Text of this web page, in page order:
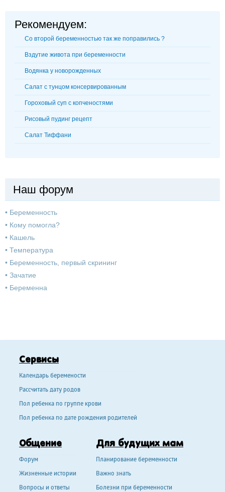
Рекомендуем:
Со второй беременностью так же поправились ?
Вздутие живота при беременности
Водянка у новорожденных
Салат с тунцом консервированным
Гороховый суп с копченостями
Рисовый пудинг рецепт
Салат Тиффани
Наш форум
• Беременность
• Кому помогла?
• Кашель
• Температура
• Беременность, первый скрининг
• Зачатие
• Беременна
Сервисы
Календарь беремености
Рассчитать дату родов
Пол ребенка по группе крови
Пол ребенка по дате рождения родителей
Общение
Форум
Жизненные истории
Вопросы и ответы
Для будущих мам
Планирование беременности
Важно знать
Болезни при беременности